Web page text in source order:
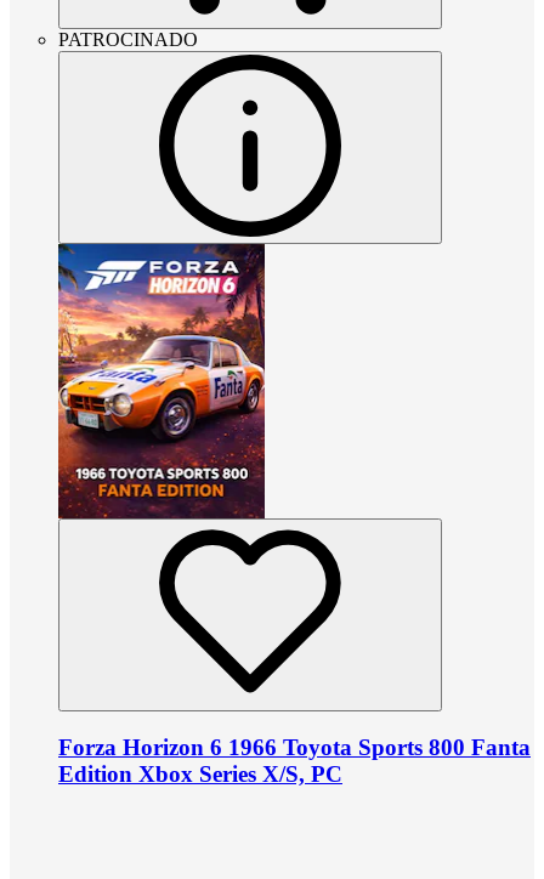
PATROCINADO
Forza Horizon 6 1966 Toyota Sports 800 Fanta
Edition Xbox Series X/S, PC